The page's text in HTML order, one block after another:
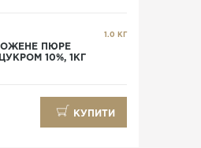
1.0 КГ
ПЮРЕ
10%, 1КГ
КУПИТИ